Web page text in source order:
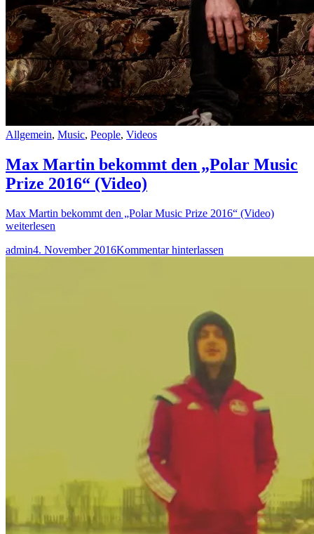
Allgemein, Music, People, Videos
Max Martin bekommt den „Polar Music
Prize 2016“ (Video)
Max Martin bekommt den „Polar Music Prize 2016“ (Video)
weiterlesen
admin4. November 2016Kommentar hinterlassen